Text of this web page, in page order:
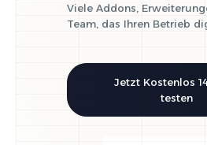
Viele Addons,
Team, das Ihren Betrieb
Jetzt Kostenlos
testen